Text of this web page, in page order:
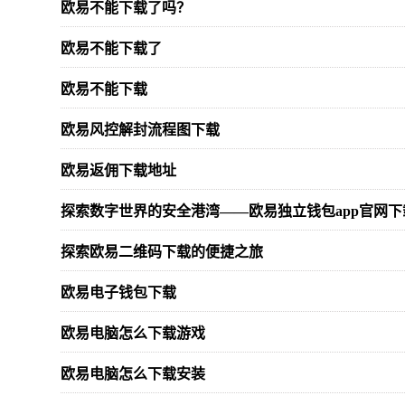
欧易不能下载了吗？
欧易不能下载了
欧易不能下载
欧易风控解封流程图下载
欧易返佣下载地址
探索数字世界的安全港湾——欧易独立钱包app官网下
探索欧易二维码下载的便捷之旅
欧易电子钱包下载
欧易电脑怎么下载游戏
欧易电脑怎么下载安装